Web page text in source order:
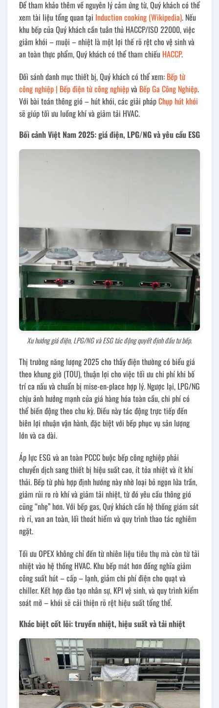
Để tham khảo thêm về nguyên lý cảm ứng từ, Quý khách có thể
xem tài liệu tổng quan tại Induction cooking (Wikipedia). Nếu
khu bếp của Quý khách cần tuân thủ HACCP/ISO 22000, việc
giảm khói – muội – nhiệt là một lợi thế rõ rệt cho vệ sinh và
an toàn thực phẩm, Quý khách có thể tham chiếu HACCP.
Đối sánh danh mục thiết bị, Quý khách có thể xem: Bếp từ
công nghiệp | Bếp điện từ công nghiệpvà Bếp Ga Công Nghiệp.
Với bài toán thông gió – hút khói, các giải phápChụp hút khói
sẽ giúp tối ưu luồng khí và giảm tải HVAC.
Bối cảnh Việt Nam 2025: giá điện, LPG/NG và yêu cầu ESG
Xu hướng giá điện, LPG/NG và ESG tác động quyết định đầu tư bếp.
Thị trường năng lượng 2025 cho thấy điện thường có biểu giá
theo khung giờ (TOU), thuận lợi cho việc tối ưu chi phí khi bố
trí ca nấu và chuẩn bị mise-en-place hợp lý. Ngược lại, LPG/NG
chịu ảnh hưởng mạnh của giá hàng hóa toàn cầu, chi phí có
thể biến động theo chu kỳ. Điều này tác động trực tiếp đến
biên lợi nhuận vận hành, đặc biệt với bếp phục vụ sản lượng
lớn và ca dài.
Áp lực ESG và an toàn PCCC buộc bếp công nghiệp phải
chuyển dịch sang thiết bị hiệu suất cao, ít tỏa nhiệt và ít khí
thải. Bếp từ phù hợp định hướng này nhờ loại bỏ ngọn lửa trần,
giảm rủi ro rò khí và giảm tải nhiệt, từ đó yêu cầu thông gió
cũng “nhẹ” hơn. Với bếp gas, Quý khách cần hệ thống giám sát
rò rỉ, van an toàn, lối thoát hiểm và quy trình thao tác nghiêm
ngặt.
Tối ưu OPEX không chỉ đến từ nhiên liệu tiêu thụ mà còn từ tải
nhiệt vào hệ thống HVAC. Khu bếp mát hơn đồng nghĩa giảm
công suất hút – cấp – lạnh, giảm chi phí điện cho quạt và
chiller. Kết hợp đào tạo nhân sự, KPI vệ sinh, và quy trình kiểm
soát mỡ – khói sẽ cải thiện rõ rệt hiệu suất tổng thể.
Khác biệt cốt lõi: truyền nhiệt, hiệu suất và tải nhiệt